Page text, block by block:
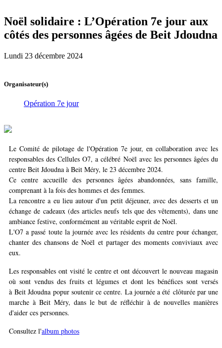
Noël solidaire : L’Opération 7e jour aux
côtés des personnes âgées de Beit Jdoudna
Lundi 23 décembre 2024
Organisateur(s)
Opération 7e jour
Le Comité de pilotage de l'Opération 7e jour, en collaboration avec les
responsables des Cellules O7, a célébré Noël avec les personnes âgées du
centre Beit Jdoudna à Beit Méry, le 23 décembre 2024.
Ce centre accueille des personnes âgées abandonnées, sans famille,
comprenant à la fois des hommes et des femmes.
La rencontre a eu lieu autour d'un petit déjeuner, avec des desserts et un
échange de cadeaux (des articles neufs tels que des vêtements), dans une
ambiance festive, conformément au véritable esprit de Noël.
L'O7 a passé toute la journée avec les résidents du centre pour échanger,
chanter des chansons de Noël et partager des moments conviviaux avec
eux.
Les responsables ont visité le centre et ont découvert le nouveau magasin
où sont vendus des fruits et légumes et dont les bénéfices sont versés
à Beit Jdoudna popur soutenir ce centre. La journée a été clôturée par une
marche à Beit Méry, dans le but de réfléchir à de nouvelles manières
d'aider ces personnes.
Consultez l'album photos